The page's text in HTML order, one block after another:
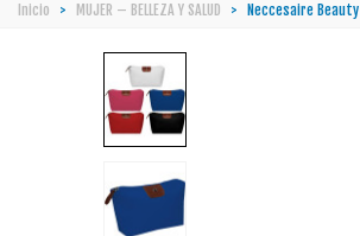
Inicio > MUJER – BELLEZA Y SALUD > Neccesaire Beauty